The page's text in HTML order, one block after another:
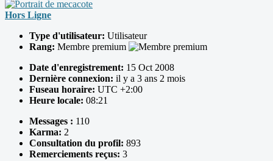
Hors Ligne
Type d'utilisateur: Utilisateur
Rang: Membre premium
Date d'enregistrement: 15 Oct 2008
Dernière connexion: il y a 3 ans 2 mois
Fuseau horaire: UTC +2:00
Heure locale: 08:21
Messages : 110
Karma: 2
Consultation du profil: 893
Remerciements reçus: 3